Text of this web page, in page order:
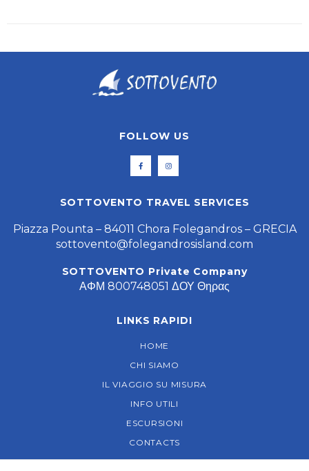
FOLLOW US
SOTTOVENTO TRAVEL SERVICES
Piazza Pounta – 84011 Chora Folegandros – GRECIA
sottovento@folegandrosisland.com
SOTTOVENTO Private Company
ΑΦΜ 800748051 ΔΟΥ Θηρας
LINKS RAPIDI
HOME
CHI SIAMO
IL VIAGGIO SU MISURA
INFO UTILI
ESCURSIONI
CONTACTS